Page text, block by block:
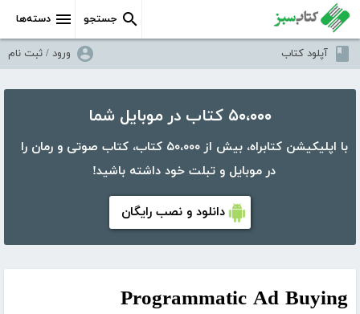
دسته‌ها جستجو
آپلود کتاب ورود / ثبت نام
۵۰،۰۰۰ کتاب در موبایل شما
با اپلیکیشن کتابراه، بیش از ۵۰،۰۰۰ کتاب، کتاب صوتی و رمان را
در موبایل و تبلت خود داشته باشید!
دانلود و نصب رایگان
Programmatic Ad Buying